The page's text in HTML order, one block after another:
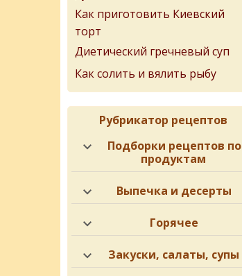
Как приготовить Киевский
торт
Диетический гречневый суп
Как солить и вялить рыбу
Рубрикатор рецептов
Подборки рецептов по
продуктам
Выпечка и десерты
Горячее
Закуски, салаты, супы